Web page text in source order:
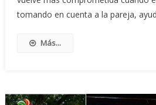
tomando en cuenta a la pareja,
Más...